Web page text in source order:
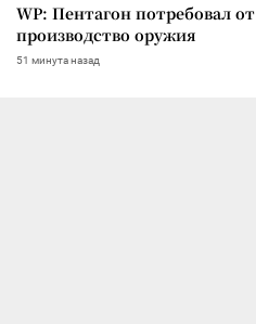
WP: Пентагон потребовал
производство оружия
51 минута назад